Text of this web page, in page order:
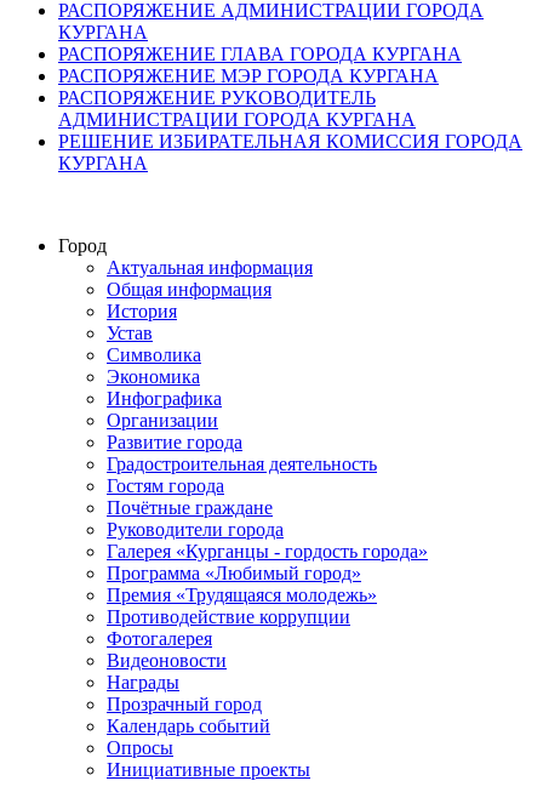
РАСПОРЯЖЕНИЕ АДМИНИСТРАЦИИ ГОРОДА
КУРГАНА
РАСПОРЯЖЕНИЕ ГЛАВА ГОРОДА КУРГАНА
РАСПОРЯЖЕНИЕ МЭР ГОРОДА КУРГАНА
РАСПОРЯЖЕНИЕ РУКОВОДИТЕЛЬ
АДМИНИСТРАЦИИ ГОРОДА КУРГАНА
РЕШЕНИЕ ИЗБИРАТЕЛЬНАЯ КОМИССИЯ ГОРОДА
КУРГАНА
Город
Актуальная информация
Общая информация
История
Устав
Символика
Экономика
Инфографика
Организации
Развитие города
Градостроительная деятельность
Гостям города
Почётные граждане
Руководители города
Галерея «Курганцы - гордость города»
Программа «Любимый город»
Премия «Трудящаяся молодежь»
Противодействие коррупции
Фотогалерея
Видеоновости
Награды
Прозрачный город
Календарь событий
Опросы
Инициативные проекты